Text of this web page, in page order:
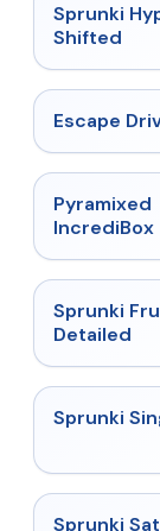
Sprunki
Shifted
Escape
Pyramixed
IncrediBox
Sprunki
Detailed
Sprunki
Sprunki